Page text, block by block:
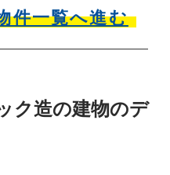
件一覧へ進む
ク造の建物のデ